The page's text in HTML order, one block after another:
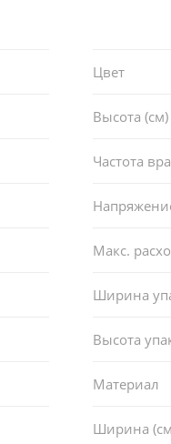
Цвет
Высота (см)
Частота
Макс.
Ширина
Высота
Материал
Ширина